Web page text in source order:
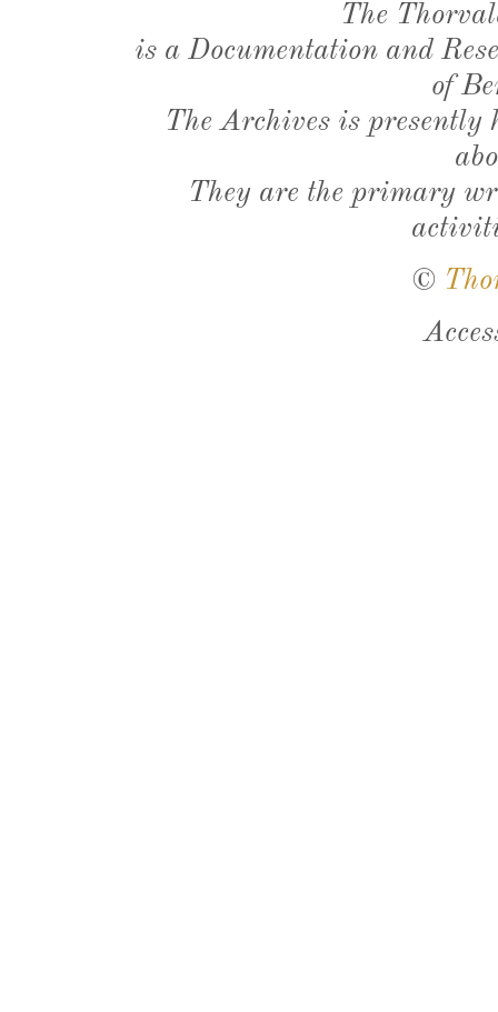
The
is a Documentation and
of
The Archives is presently
They are the primary
©